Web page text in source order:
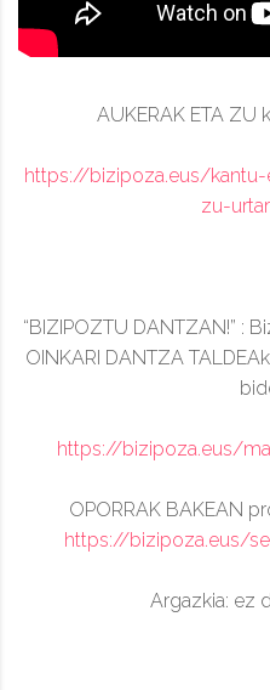
AUKERAK ETA ZU
https://bizipoza.eus/kantu-
zu-
“BIZIPOZTU DANTZAN!” :
OINKARI DANTZA
https://bizipoza.eus/
OPORRAK BAKEAN
https://bizipoza.eus/
Argazkia: ez